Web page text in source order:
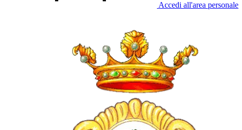
Accedi all'area personale